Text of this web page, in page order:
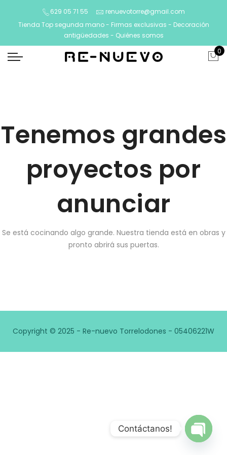
629 05 71 55
renuevotorre@gmail.com
Tienda Top segunda mano - Firmas exclusivas - Decoración
antigüedades - Quiénes somos
0
Tenemos grandes
proyectos por
anunciar
Se está cocinando algo grande. Nuestra tienda está en obras y
pronto abrirá sus puertas.
Copyright © 2025 - Re-nuevo Torrelodones - 05406221W
Contáctanos!